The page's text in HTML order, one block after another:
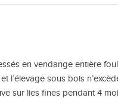
en vendange entière
l’élevage sous bois
sur lies fines pendant 4